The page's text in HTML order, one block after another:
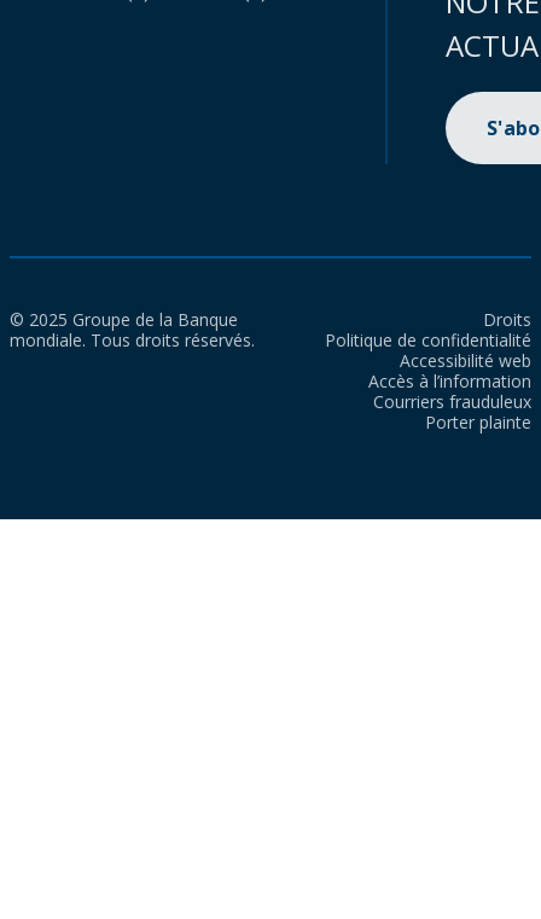
© 2025 Groupe de la Banque
mondiale. Tous droits réservés.
Droits
Politique de confidentialité
Accessibilité web
Accès à l’information
Courriers frauduleux
Porter plainte